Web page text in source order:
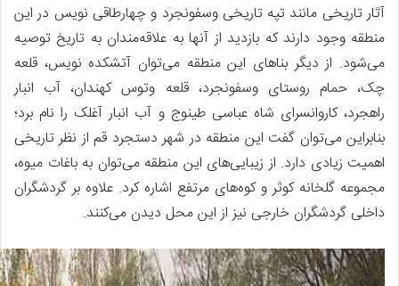
آثار تاریخی مانند تپه تاریخی وسفونجرد و چهارطاقی نویس در این
منطقه وجود دارند که بازدید از آنها به علاقه‌مندان به تاریخ توصیه
می‌شود. از دیگر بناهای این منطقه می‌توان آتشکده نویس، قلعه
چک، حمام روستای وسفونجرد، قلعه وتوس کهندان، آب انبار
راهجرد، کاروانسرای شاه عباسی طینوج و آب انبار آغلک را نام برد؛
بنابراین می‌توان گفت این منطقه در شهر دستجرد قم از نظر تاریخی
اهمیت زیادی دارد. از زیبایی‌های این منطقه می‌توان به باغات میوه،
مجموعه گلخانه کوثر و کوه‌های مرتفع اشاره کرد. علاوه بر گردشگران
داخلی گردشگران خارجی نیز از این محل دیدن می‌کنند.